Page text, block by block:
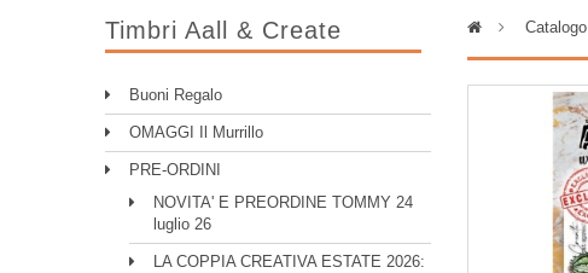
Timbri Aall & Create
Buoni Regalo
OMAGGI Il Murrillo
PRE-ORDINI
NOVITA' E PREORDINE TOMMY 24
luglio 26
LA COPPIA CREATIVA ESTATE 2026:
> Catalogo